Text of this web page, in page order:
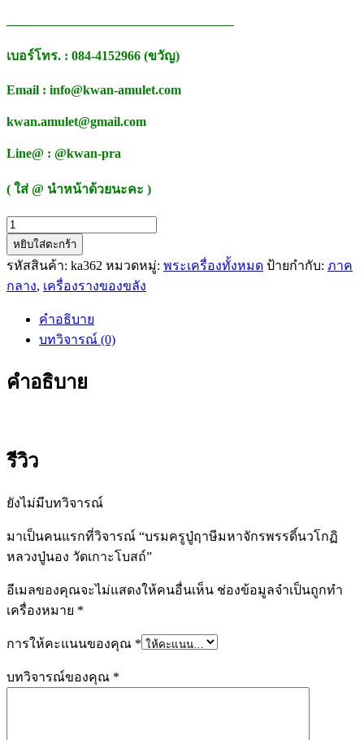
เบอร์โทร. : 084-4152966 (ขวัญ)
Email : info@kwan-amulet.com
kwan.amulet@gmail.com
Line@ : @kwan-pra
( ใส่ @ นำหน้าด้วยนะคะ )
จำนวน
บรม
ครู
ปู่
มหาจักร
นว
ปู่
นอง
เกาะ
โบสถ์
ชิ้น
หยิบใส่ตะกร้า
รหัสสินค้า: ka362 หมวดหมู่: พระเครื่องทั้งหมด ป้ายกำกับ: ภาค
กลาง, เครื่องรางของขลัง
คำอธิบาย
บทวิจารณ์ (0)
คำอธิบาย
รีวิว
ยังไม่มีบทวิจารณ์
มาเป็นคนแรกที่วิจารณ์ “บรมครูปู่ฤาษีมหาจักรพรรดิ์นวโกฏิ
หลวงปู่นอง วัดเกาะโบสถ์”
อีเมลของคุณจะไม่แสดงให้คนอื่นเห็น ช่องข้อมูลจำเป็นถูกทำ
เครื่องหมาย *
การให้คะแนนของคุณ *
บทวิจารณ์ของคุณ *